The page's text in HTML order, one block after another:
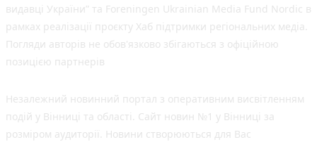
видавці України” та Foreningen Ukrainian Media Fund Nordic в
рамках реалізації проєкту Хаб підтримки регіональних медіа.
Погляди авторів не обов'язково збігаються з офіційною
позицією партнерів
Незалежний новинний портал з оперативним висвітленням
подій у Вінниці та області. Сайт новин №1 у Вінниці за
розміром аудиторії. Новини створюються для Вас